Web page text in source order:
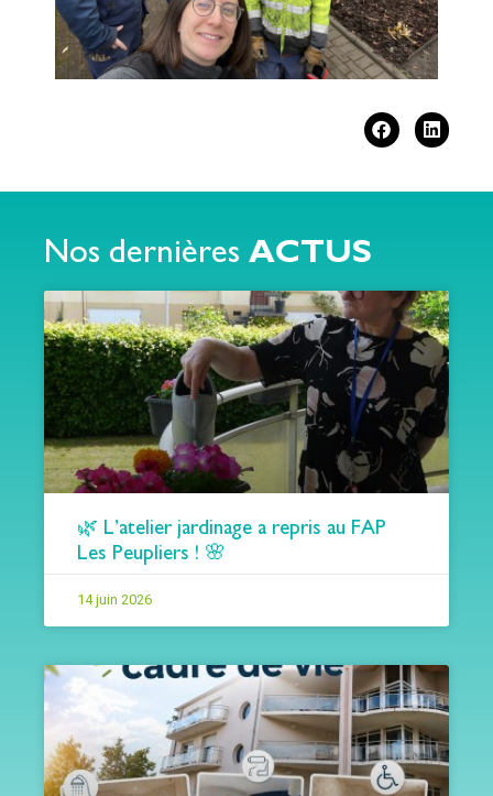
Nos dernières ACTUS
🌿 L’atelier jardinage a repris au FAP
Les Peupliers ! 🌸
14 juin 2026